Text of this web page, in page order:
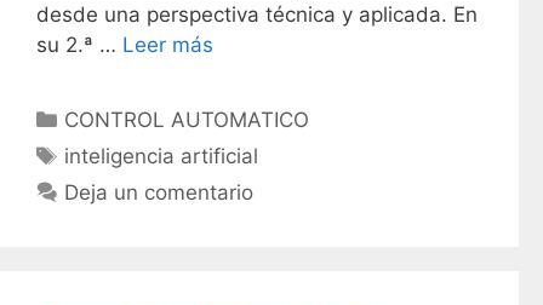
desde una perspectiva técnica y aplicada. En
su 2.ª … Leer más
C
a
e
CONTROL AUTOMATICO
E
t
inteligencia artificial
Deja un comentario